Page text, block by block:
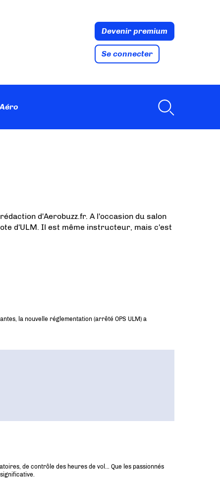
Devenir premium
Se connecter
d'Aerobuzz.fr. A l'occasion du salon
d'ULM. Il est même instructeur, mais c'est
la nouvelle réglementation (arrêté OPS ULM) a
de contrôle des heures de vol… Que les passionnés